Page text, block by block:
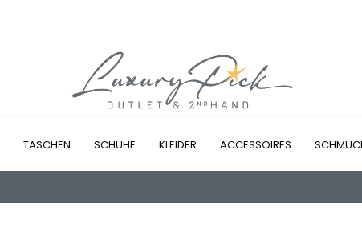
TASCHEN SCHUHE KLEIDER ACCESSOIRES